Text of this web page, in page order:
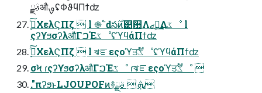
ࣄྫऔࡐʢΦϑϥΠϯʣ
ςʔϒϧσʔλऔΓࠐΈػೳʢϓϥάΠϯʣ
࣮ࢪͨ͠ΧελϚΠζ  l ঝೝεςοϓਤࣔػೳʢϓϥάΠϯʣ
σϞ ɾςʔϒϧσʔλऔΓࠐΈػೳ ɾঝೝεςοϓਤࣔػೳ 
."πʔϧͱLJOUPOFͷ࿈ܞ  ࣄྫ